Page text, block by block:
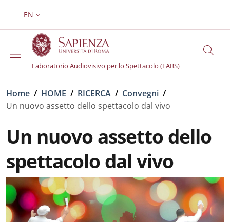
LANGUAGE SWITCHER: CURRENT LANGUAGE
EN
Laboratorio Audiovisivo per lo Spettacolo (LABS)
Breadcrumb
Home / HOME / RICERCA / Convegni /
Un nuovo assetto dello spettacolo dal vivo
Un nuovo assetto dello
spettacolo dal vivo